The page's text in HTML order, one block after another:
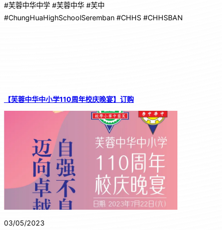
#芙蓉中华中学 #芙蓉中华 #芙中
#ChungHuaHighSchoolSeremban #CHHS #CHHSBAN
【芙蓉中华中小学110周年校庆晚宴】订购
03/05/2023